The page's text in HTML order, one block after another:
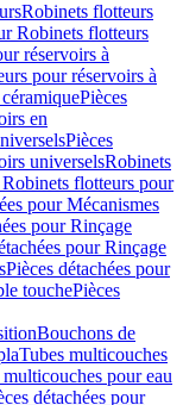
Robinets flotteurs
Robinets flotteurs
réservoirs à
pour réservoirs à
Pièces
en
Pièces
universelsRobinets
flotteurs pour
pour Mécanismes
pour Rinçage
pour Rinçage
Pièces détachées pour
touchePièces
Bouchons de
Tubes multicouches
pour eau
détachées pour